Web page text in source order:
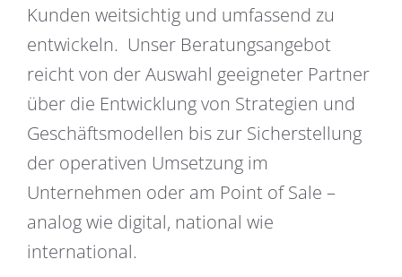
Kunden weitsichtig und umfassend zu
entwickeln. Unser Beratungsangebot
reicht von der Auswahl geeigneter Partner
über die Entwickl­ung von Strategien und
Geschäftsmodellen bis zur Sicherstellung
der operativen Umsetzung im
Unternehmen oder am Point of Sale –
analog wie digital, national wie
international.